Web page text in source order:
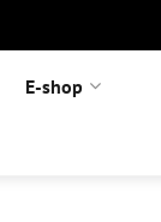
E-shop